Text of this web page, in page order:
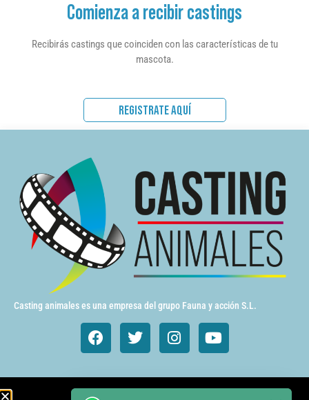
Comienza a recibir castings
Recibirás castings que coinciden con las características de tu
mascota.
REGISTRATE AQUÍ
Casting animales es una empresa del grupo Fauna y acción S.L.